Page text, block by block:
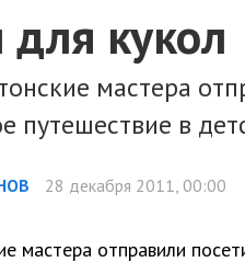
кукол
мастера
путешествие в
28 декабря 2011, 00:00
мастера отправили